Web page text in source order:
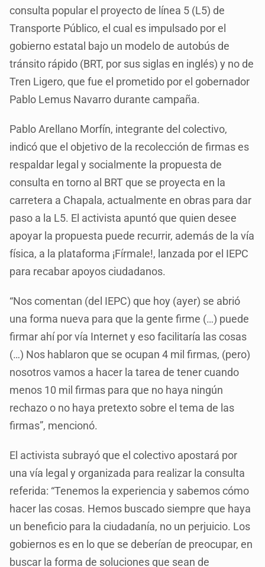
consulta popular el proyecto de línea 5 (L5) de
Transporte Público, el cual es impulsado por el
gobierno estatal bajo un modelo de autobús de
tránsito rápido (BRT, por sus siglas en inglés) y no de
Tren Ligero, que fue el prometido por el gobernador
Pablo Lemus Navarro durante campaña.
Pablo Arellano Morfín, integrante del colectivo,
indicó que el objetivo de la recolección de firmas es
respaldar legal y socialmente la propuesta de
consulta en torno al BRT que se proyecta en la
carretera a Chapala, actualmente en obras para dar
paso a la L5. El activista apuntó que quien desee
apoyar la propuesta puede recurrir, además de la vía
física, a la plataforma ¡Fírmale!, lanzada por el IEPC
para recabar apoyos ciudadanos.
“Nos comentan (del IEPC) que hoy (ayer) se abrió
una forma nueva para que la gente firme (…) puede
firmar ahí por vía Internet y eso facilitaría las cosas
(…) Nos hablaron que se ocupan 4 mil firmas, (pero)
nosotros vamos a hacer la tarea de tener cuando
menos 10 mil firmas para que no haya ningún
rechazo o no haya pretexto sobre el tema de las
firmas”, mencionó.
El activista subrayó que el colectivo apostará por
una vía legal y organizada para realizar la consulta
referida: “Tenemos la experiencia y sabemos cómo
hacer las cosas. Hemos buscado siempre que haya
un beneficio para la ciudadanía, no un perjuicio. Los
gobiernos es en lo que se deberían de preocupar, en
buscar la forma de soluciones que sean de